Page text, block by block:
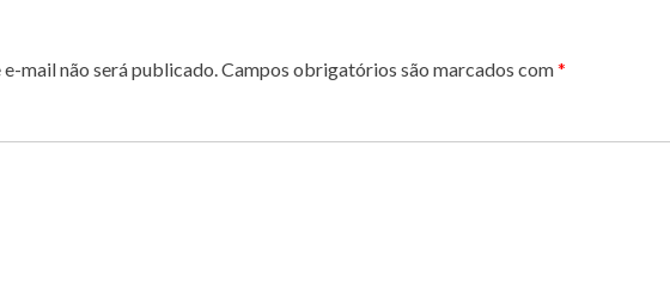
e-mail não será publicado.Campos obrigatórios são marcados com*